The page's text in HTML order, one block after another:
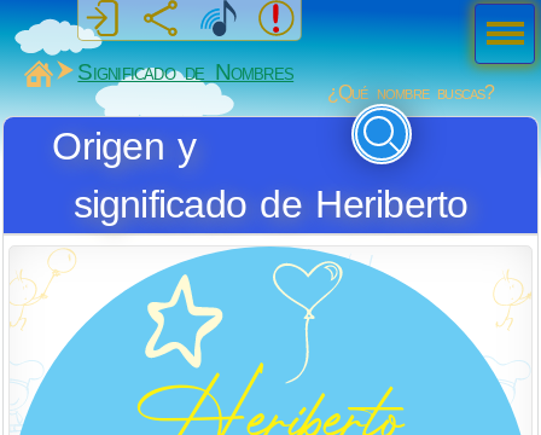
MiSabueso
Significado de Nombres
¿Qué nombre buscas?
Origen y
significado de Heriberto
Men
ú